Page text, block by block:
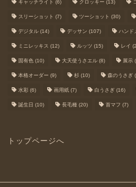
キャッチライト (6) クロッキー (13)
スリーショット (7) ツーショット (30)
デジタル (14) デッサン (107) ハンド
ミニレッキス (12) ルッツ (15) レイ
固有色 (10) 大天使うさエル (8) 展示
本格オーダー (9) 杉 (10) 森のうさぎ
水彩 (6) 画用紙 (7) 白うさぎ (16)
誕生日 (10) 長毛種 (20) 首マフ (7)
トップページへ